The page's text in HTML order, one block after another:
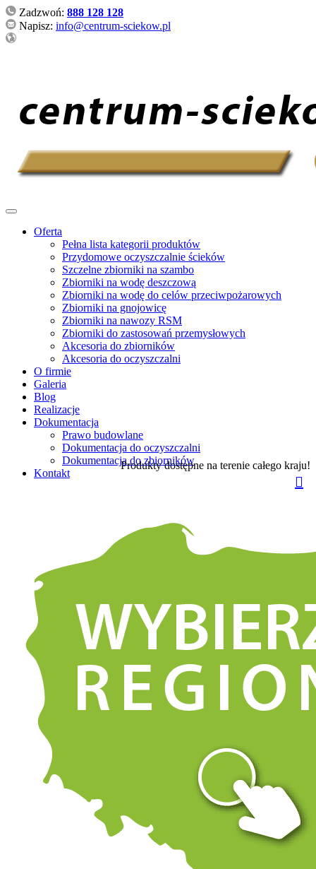
Zadzwoń: 888 128 128
Napisz: info@centrum-sciekow.pl
Oferta
Pełna lista kategorii produktów
Przydomowe oczyszczalnie ścieków
Szczelne zbiorniki na szambo
Zbiorniki na wodę deszczową
Zbiorniki na wodę do celów przeciwpożarowych
Zbiorniki na gnojowicę
Zbiorniki na nawozy RSM
Zbiorniki do zastosowań przemysłowych
Akcesoria do zbiorników
Akcesoria do oczyszczalni
O firmie
Galeria
Blog
Realizacje
Dokumentacja
Prawo budowlane
Dokumentacja do oczyszczalni
Dokumentacja do zbiorników
Kontakt
Produkty dostępne na terenie całego kraju!